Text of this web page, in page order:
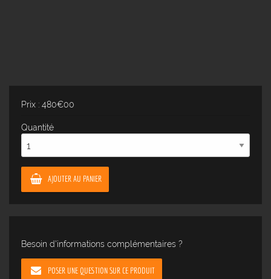
Prix : 480€00
Quantité
AJOUTER AU PANIER
Besoin d'informations complémentaires ?
POSER UNE QUESTION SUR CE PRODUIT